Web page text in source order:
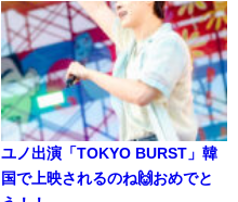
ユノ出演「TOKYO BURST」韓
国で上映されるのね🙌おめでと